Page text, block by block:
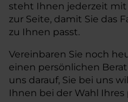
steht Ihnen jederzeit
zur Seite, damit Sie das
zu Ihnen passt.
Vereinbaren Sie noch
einen persönlichen
uns darauf, Sie bei uns
Ihnen bei der Wahl